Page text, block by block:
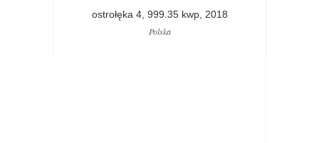
ostrołęka 4, 999.35 kwp, 2018
Polska